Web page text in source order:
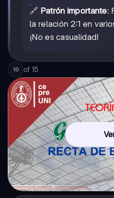
🔗 Patrón importante:
la relación 2:1 en
¡No es casualidad!
10 of 15